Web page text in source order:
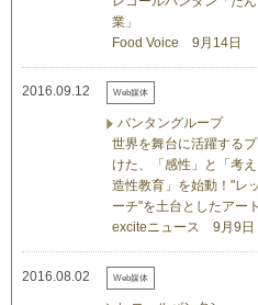
業」
Food Voice 9月14日
2016.09.12 Web媒体
バンタングループ
世界を舞台に活躍する
けた、「感性」と「考
造性教育」を始動！"レ
ーチ"を土台としたアー
exciteニュース 9月9日
2016.08.02 Web媒体